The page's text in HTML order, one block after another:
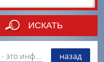
ИСКАТЬ
- это информация о событиях, мероприятиях и торгово-коммерческой деятельности города. Страницу наполняют платные и бесплатные объявления, имеющие функцию "поднятия вверх списка". назад